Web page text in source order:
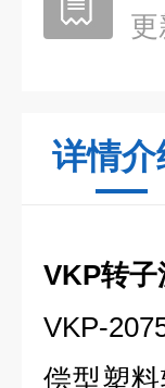
更
详情介
VKP转
VKP-
偿型塑